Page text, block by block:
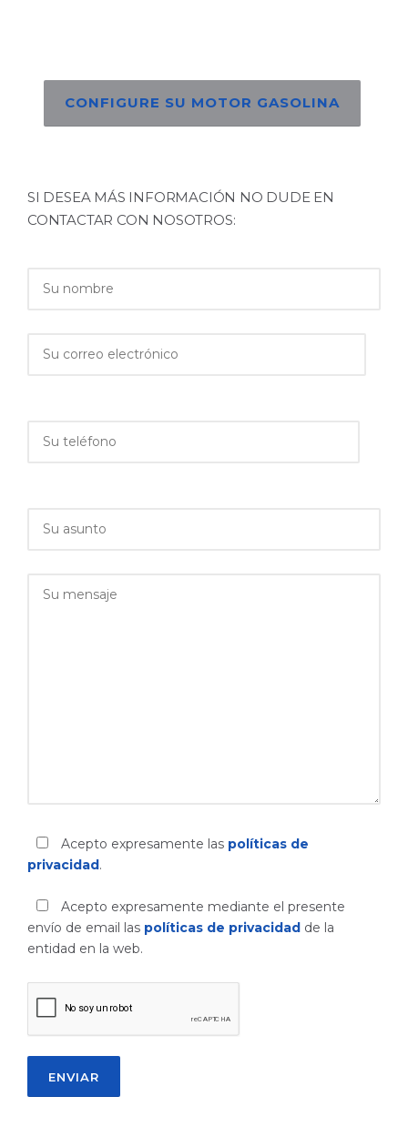
CONFIGURE SU MOTOR GASOLINA
SI DESEA MÁS INFORMACIÓN NO DUDE EN
CONTACTAR CON NOSOTROS:
Acepto expresamente las políticas de
privacidad .
Acepto expresamente mediante el presente
envío de email las políticas de privacidad de la
entidad en la web.